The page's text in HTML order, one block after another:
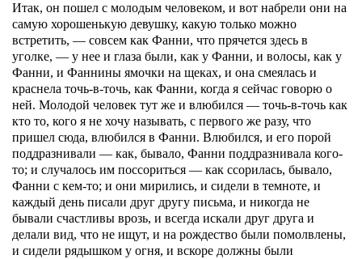
Итак, он пошел с молодым человеком, и вот набрели они на
самую хорошенькую девушку, какую только можно
встретить, — совсем как Фанни, что прячется здесь в
уголке, — у нее и глаза были, как у Фанни, и волосы, как у
Фанни, и Фаннины ямочки на щеках, и она смеялась и
краснела точь-в-точь, как Фанни, когда я сейчас говорю о
ней. Молодой человек тут же и влюбился — точь-в-точь как
кто то, кого я не хочу называть, с первого же разу, что
пришел сюда, влюбился в Фанни. Влюбился, и его порой
поддразнивали — как, бывало, Фанни поддразнивала кого-
то; и случалось им поссориться — как ссорилась, бывало,
Фанни с кем-то; и они мирились, и сидели в темноте, и
каждый день писали друг другу письма, и никогда не
бывали счастливы врозь, и всегда искали друг друга и
делали вид, что не ищут, и на рождество были помолвлены,
и сидели рядышком у огня, и вскоре должны были